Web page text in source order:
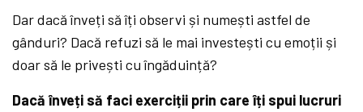
Dar dacă înveți să îți observi și numești astfel de
gânduri? Dacă refuzi să le mai investești cu emoții și
doar să le privești cu îngăduință?
Dacă înveți să faci exerciții prin care îți spui lucruri